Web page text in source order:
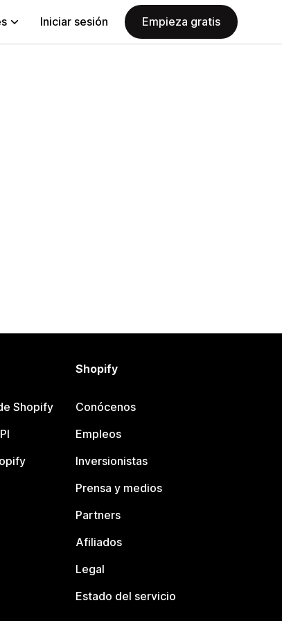
Iniciar sesión Empieza gratis
Shopify
Shopify
Conócenos
Empleos
Inversionistas
Prensa y medios
Partners
Afiliados
Legal
Estado del servicio